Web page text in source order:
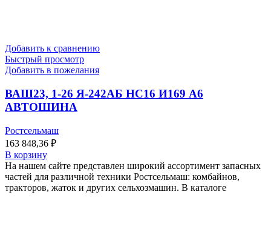
Добавить к сравнению
Быстрый просмотр
Добавить в пожелания
ВАШ23, 1-26 Я-242АБ НС16 И169 А6
АВТОШИНА
Ростсельмаш
163 848,36 ₽
В корзину
На нашем сайте представлен широкий ассортимент запасных
частей для различной техники Ростсельмаш: комбайнов,
тракторов, жаток и других сельхозмашин. В каталоге